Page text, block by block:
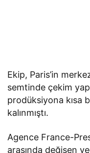
Ekip, Paris’in
semtinde çekim
prodüksiyona kısa
kalınmıştı.
Agence France-
arasında değişen